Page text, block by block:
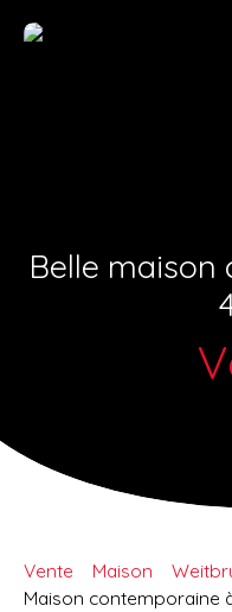
Belle
Vente Maison
Maison contemporaine